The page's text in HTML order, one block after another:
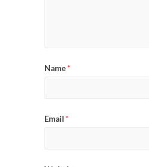
Name*
Email*